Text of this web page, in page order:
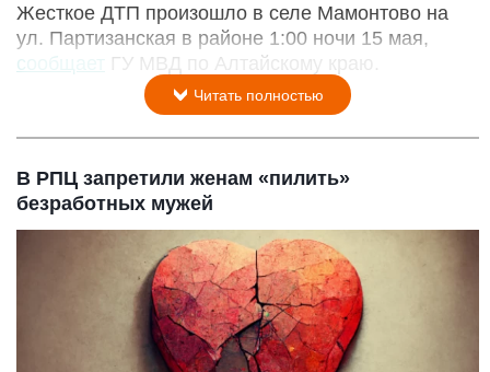
Жесткое ДТП произошло в селе Мамонтово на
ул. Партизанская в районе 1:00 ночи 15 мая,
сообщает
ГУ МВД по Алтайскому краю.
Читать полностью
В РПЦ запретили женам «пилить»
безработных мужей